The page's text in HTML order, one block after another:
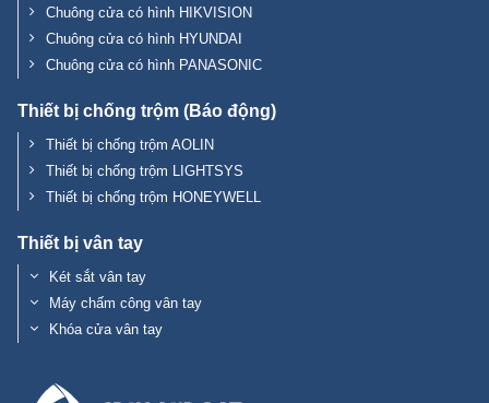
Chuông cửa có hình HIKVISION
Chuông cửa có hình HYUNDAI
Chuông cửa có hình PANASONIC
Thiết bị chống trộm (Báo động)
Thiết bị chống trộm AOLIN
Thiết bị chống trộm LIGHTSYS
Thiết bị chống trộm HONEYWELL
Thiết bị vân tay
Két sắt vân tay
Máy chấm công vân tay
Khóa cửa vân tay